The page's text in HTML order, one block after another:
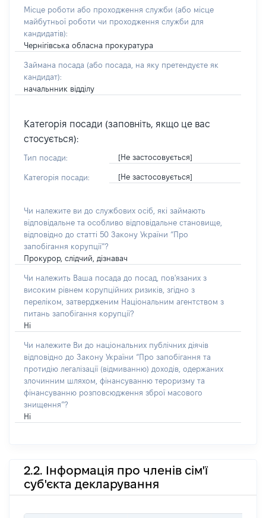
Місце роботи або проходження служби (або місце
майбутньої роботи чи проходження служби для
кандидатів):
Чернігівська обласна прокуратура
Займана посада (або посада, на яку претендуєте як
кандидат):
начальнник відділу
Категорія посади (заповніть, якщо це вас
стосується):
Тип посади: [Не застосовується]
Категорія посади: [Не застосовується]
Чи належите ви до службових осіб, які займають
відповідальне та особливо відповідальне становище,
відповідно до статті 50 Закону України “Про
запобігання корупції”?
Прокурор, слідчий, дізнавач
Чи належить Ваша посада до посад, пов'язаних з
високим рівнем корупційних ризиків, згідно з
переліком, затвердженим Національним агентством з
питань запобігання корупції?
Ні
Чи належите Ви до національних публічних діячів
відповідно до Закону України “Про запобігання та
протидію легалізації (відмиванню) доходів, одержаних
злочинним шляхом, фінансуванню тероризму та
фінансуванню розповсюдження зброї масового
знищення”?
Ні
2.2. Інформація про членів сім'ї
суб'єкта декларування